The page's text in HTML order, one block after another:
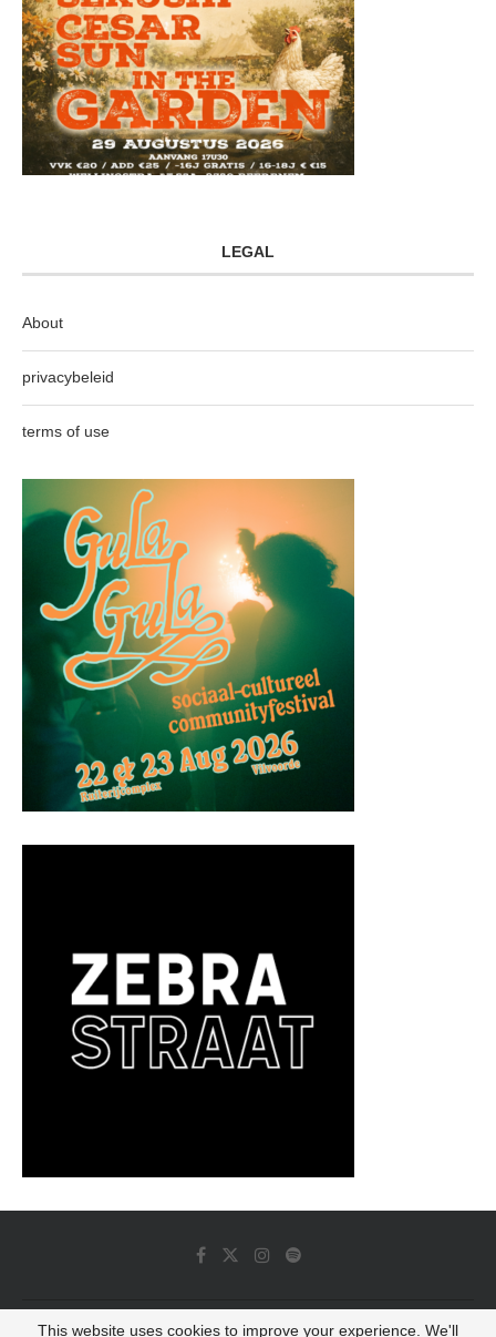
LEGAL
About
privacybeleid
terms of use
© 2022 - Luminous Dash All Rights Reserved
This website uses cookies to improve your experience. We'll